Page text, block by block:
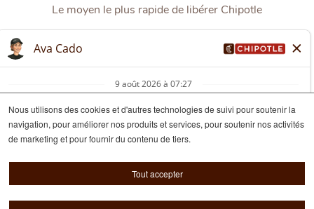
Le moyen le plus rapide de libérer Chipotle
ADHÉRER MAINTENANT
PROGRAMME
DE
RÉCOMPENSE
© 2026 Chipotle Mexican Grill
Conditions D’Utilisation
Avis de Confidentialité des Candidats
Nous utilisons des cookies et d'autres technologies de suivi pour soutenir la
navigation, pour améliorer nos produits et services, pour soutenir nos activités
de marketing et pour fournir du contenu de tiers.
Tout accepter